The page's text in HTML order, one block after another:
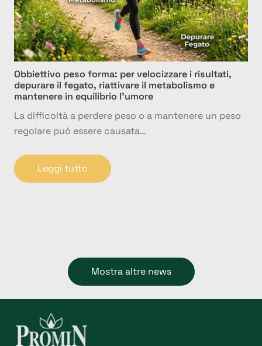
Obbiettivo peso forma: per velocizzare i risultati,
depurare il fegato, riattivare il metabolismo e
mantenere in equilibrio l’umore
La difficoltà a perdere peso o a mantenere un peso
regolare può essere causata…
Leggi tutto
Mostra altre news